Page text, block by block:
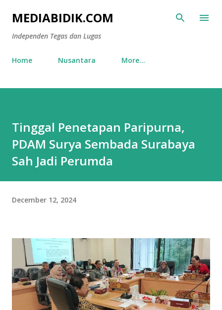
Skip to main content
MEDIABIDIK.COM
Independen Tegas dan Lugas
Home Nusantara More…
Tinggal Penetapan Paripurna,
PDAM Surya Sembada Surabaya
Sah Jadi Perumda
December 12, 2024